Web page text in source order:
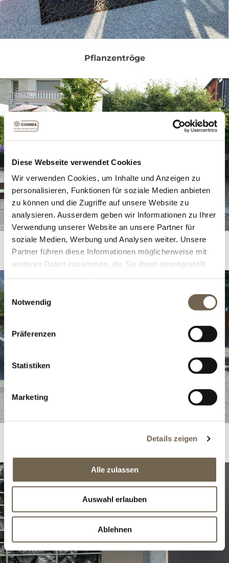
Diese Webseite verwendet Cookies
Wir verwenden Cookies, um Inhalte und Anzeigen zu
personalisieren, Funktionen für soziale Medien anbieten
zu können und die Zugriffe auf unsere Website zu
analysieren. Ausserdem geben wir Informationen zu Ihrer
Verwendung unserer Website an unsere Partner für
soziale Medien, Werbung und Analysen weiter. Unsere
Partner führen diese Informationen möglicherweise mit
weiteren Daten zusammen, die Sie ihnen bereitgestellt
Einwilligungsauswahl
Notwendig
Präferenzen
Statistiken
Marketing
Details zeigen
Alle zulassen
Auswahl erlauben
Ablehnen
Pflanzentröge
Umrandungen / Abschlüsse
Gartenhaus / Pergola